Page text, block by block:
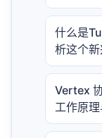
什么是
析这个
Vertex
工作原